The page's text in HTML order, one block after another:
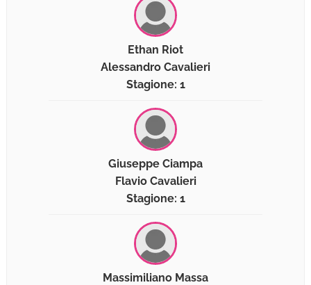
Ethan Riot
Alessandro Cavalieri
Stagione: 1
Giuseppe Ciampa
Flavio Cavalieri
Stagione: 1
Massimiliano Massa